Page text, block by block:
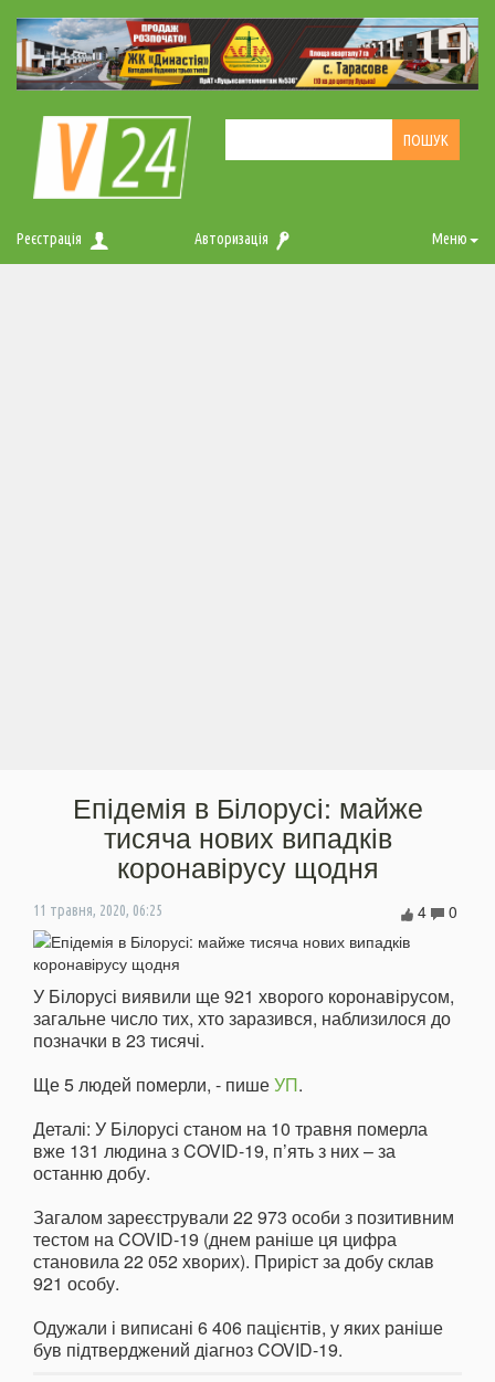
Реєстрація Авторизація Меню
Епідемія в Білорусі: майже
тисяча нових випадків
коронавірусу щодня
11 травня, 2020, 06:25 0
4
У Білорусі виявили ще 921 хворого коронавірусом,
загальне число тих, хто заразився, наблизилося до
позначки в 23 тисячі.
Ще 5 людей померли, - пишеУП.
Деталі: У Білорусі станом на 10 травня померла
вже 131 людина з COVID-19, п’ять з них – за
останню добу.
Загалом зареєстрували 22 973 особи з позитивним
тестом на COVID-19 (днем раніше ця цифра
становила 22 052 хворих). Приріст за добу склав
921 особу.
Одужали і виписані 6 406 пацієнтів, у яких раніше
був підтверджений діагноз COVID-19.